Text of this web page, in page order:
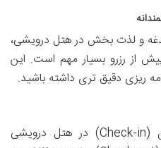
و لذت بخش در هتل درویشی،
از رزرو بسیار مهم است. این
ریزی دقیق تری داشته باشید.
ساعت تحویل اتاق به میهمانان (Check-in) در هتل درویشی